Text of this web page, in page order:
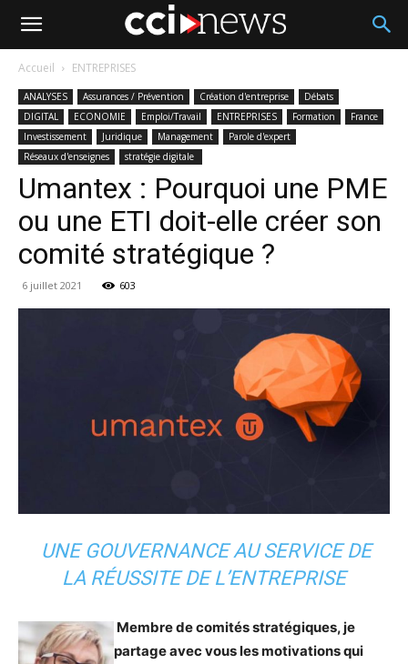
Accueil ENTREPRISES
ANALYSES Assurances / Prévention Création d'entreprise
Débats
DIGITAL
ECONOMIE Emploi/Travail ENTREPRISES Formation
France
Investissement
Juridique Management
Parole d'expert
Réseaux d'enseignes
stratégie digitale
Umantex : Pourquoi une PME
ou une ETI doit-elle créer son
comité stratégique ?
6 juillet 2021 603
UNE GOUVERNANCE AU SERVICE DE
LA RÉUSSITE DE L’ENTREPRISE
Membre de comités stratégiques, je
partage avec vous les motivations qui